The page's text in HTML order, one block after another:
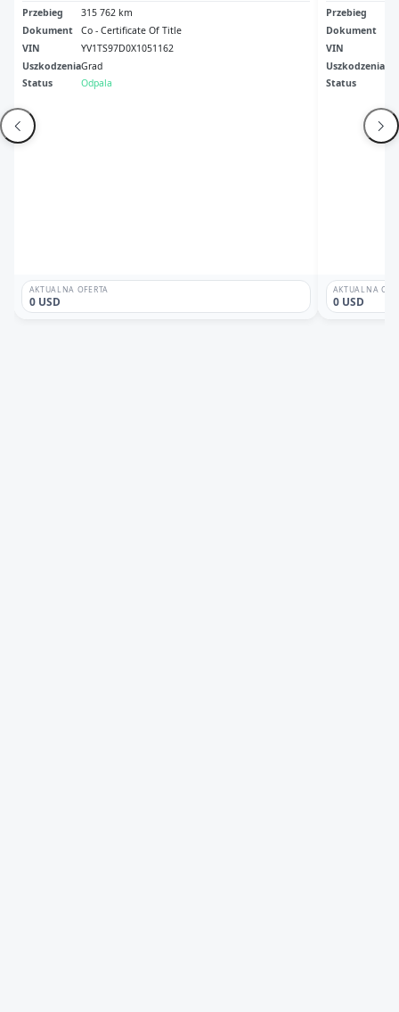
Przebieg
315 762 km
Dokument
Co - Certificate Of Title
VIN
YV1TS97D0X1051162
UszkodzeniaGrad
Status
Odpala
AKTUALNA OFERTA
0 USD
Przebieg
Dokument
VIN
Uszkodzenia
Status
AKTUALNA
0 USD